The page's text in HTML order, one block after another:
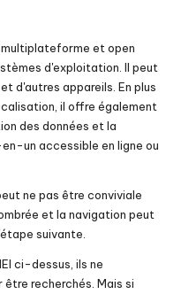
multiplateforme et open
d'exploitation. Il peut
d'autres appareils. En plus
il offre également
des données et la
un accessible en ligne ou
ne pas être conviviale
et la navigation peut
suivante.
ci-dessus, ils ne
être recherchés. Mais si